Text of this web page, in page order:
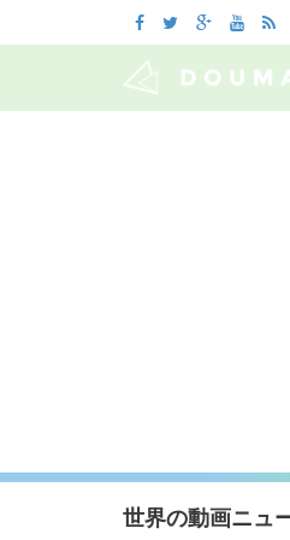
世界の動画ニュ